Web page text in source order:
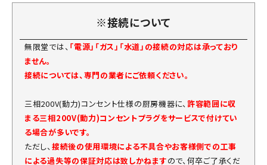
※接続について
無限堂では、 「電源」「ガス」「水道」の接続の対応は承っており
ません。
接続については、専門の業者にご依頼ください。
三相200V(動力)コンセント仕様の厨房機器に、許容範囲に収
まる三相200V(動力)コンセントプラグをサービスで付けてい
る場合が多いです。
ただし、接続後の使用環境による不具合やお客様側での工事
による過失等の保証対応は致しかねますので、何卒ご了承くだ